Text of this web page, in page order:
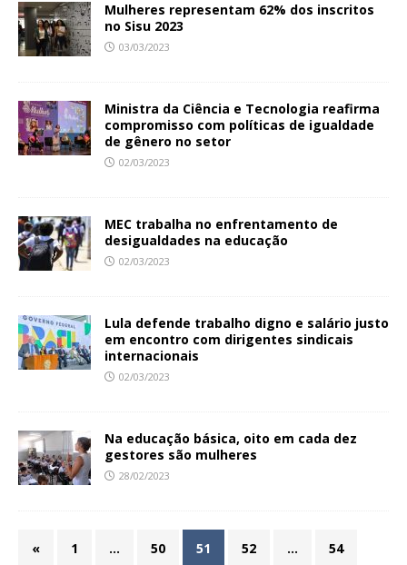
Mulheres representam 62% dos inscritos
no Sisu 2023
03/03/2023
Ministra da Ciência e Tecnologia reafirma
compromisso com políticas de igualdade
de gênero no setor
02/03/2023
MEC trabalha no enfrentamento de
desigualdades na educação
02/03/2023
Lula defende trabalho digno e salário justo
em encontro com dirigentes sindicais
internacionais
02/03/2023
Na educação básica, oito em cada dez
gestores são mulheres
28/02/2023
« 1 … 50 51 52 … 54